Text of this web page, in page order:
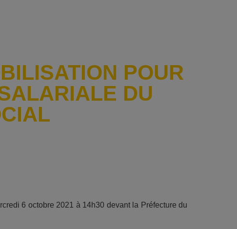
POUR
DU
6 octobre 2021 à 14h30 devant la Préfecture du